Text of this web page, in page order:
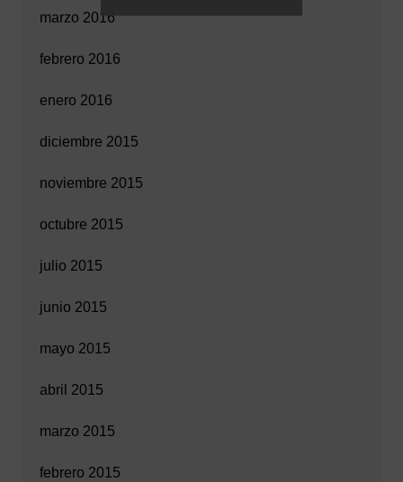
marzo 2016
febrero 2016
enero 2016
diciembre 2015
noviembre 2015
octubre 2015
julio 2015
junio 2015
mayo 2015
abril 2015
marzo 2015
febrero 2015